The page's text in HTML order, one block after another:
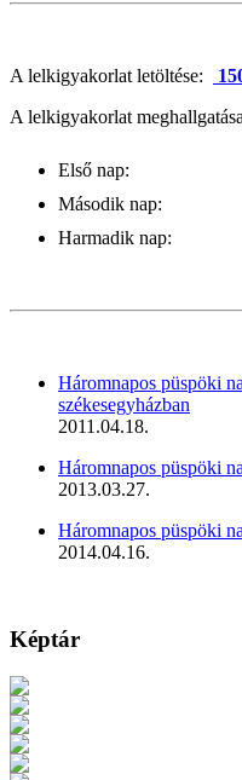
A lelkigyakorlat letöltése:
A lelkigyakorlat
Első nap:
Második nap:
Harmadik nap:
Háromnapos püspöki
székesegyházban
2011.04.18.
Háromnapos püspöki
2013.03.27.
Háromnapos püspöki
2014.04.16.
Képtár